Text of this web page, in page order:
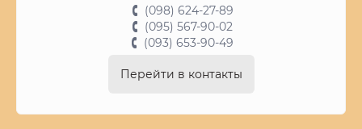
(098) 624-27-89
(095) 567-90-02
(093) 653-90-49
Перейти в контакты